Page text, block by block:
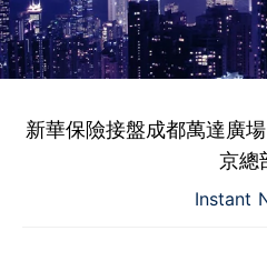
新華保險接盤成都萬達廣
京總
Instant